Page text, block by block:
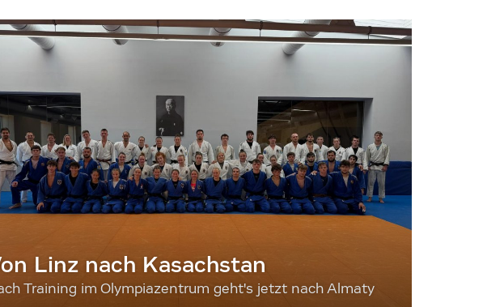
Linz nach Kasachstan
Training im Olympiazentrum geht's jetzt nach Almaty